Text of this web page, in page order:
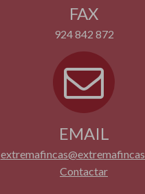
FAX
924 842 872
EMAIL
Contactar